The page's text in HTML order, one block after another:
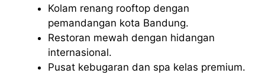
Kolam renang rooftop dengan
pemandangan kota Bandung.
Restoran mewah dengan hidangan
internasional.
Pusat kebugaran dan spa kelas premium.